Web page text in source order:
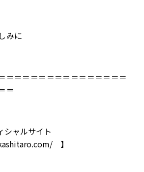
みに
＝＝＝＝＝＝＝＝＝＝＝＝＝＝＝
＝
シャルサイト
】